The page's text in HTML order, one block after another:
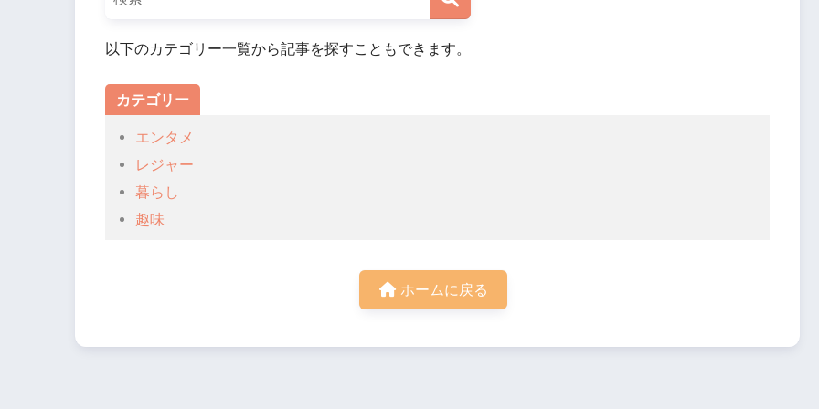
以下のカテゴリー一覧から記事を探すこともできます。
カテゴリー
エンタメ
レジャー
暮らし
趣味
ホームに戻る